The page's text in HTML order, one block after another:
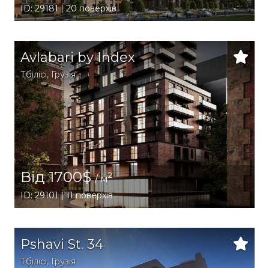
ID: 29181 | 20 поверхів
Avlabari by Index
Тбілісі,Грузія
Від 1700$/ м2
ID: 29101 | 11 поверхів
Pshavi St. 34
Тбілісі, Грузія